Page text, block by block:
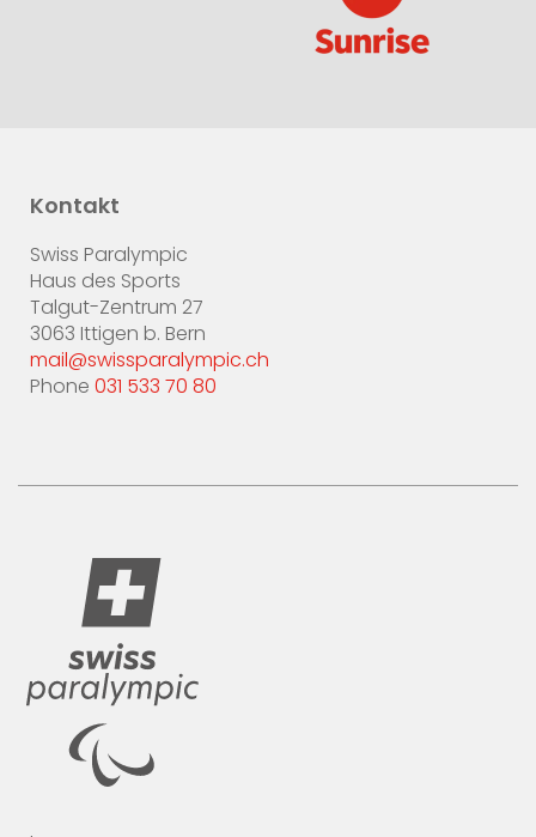
Kontakt
Swiss Paralympic
Haus des Sports
Talgut-Zentrum 27
3063 Ittigen b. Bern
mail@swissparalympic.ch
Phone 031 533 70 80